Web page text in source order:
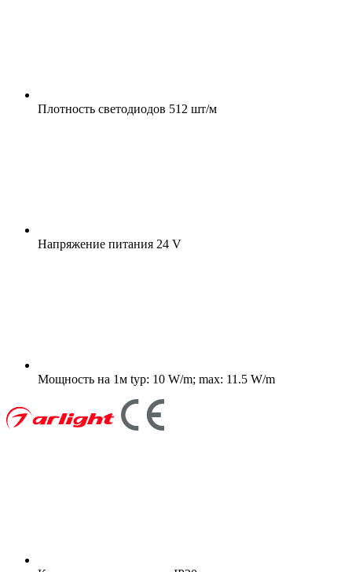
Плотность светодиодов 512 шт/м
Напряжение питания 24 V
Мощность на 1м typ: 10 W/m; max: 11.5 W/m